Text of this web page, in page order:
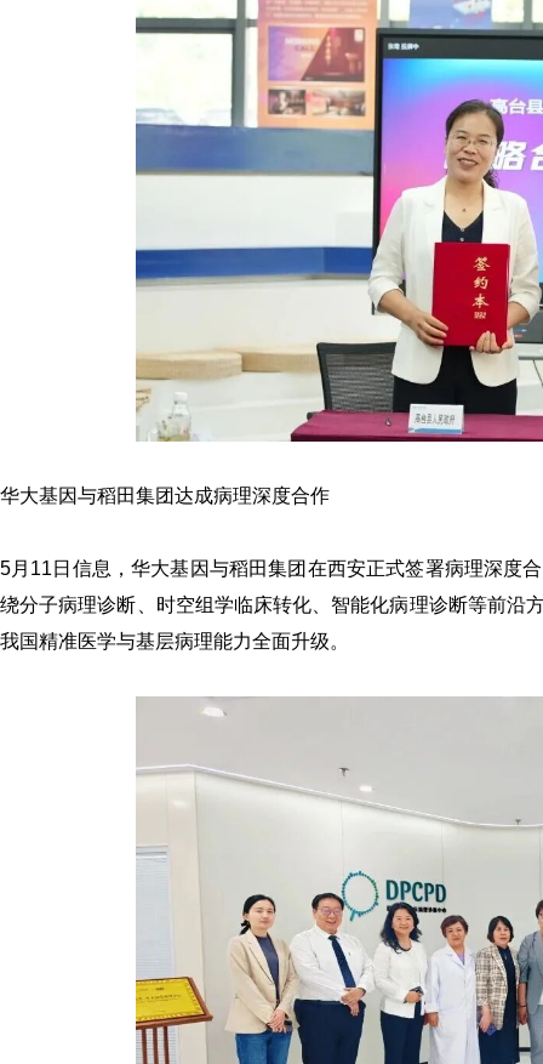
华大基因与稻田集团达成病理深度合作
5月11日信息，华大基因与稻田集团在西安正式签署病理深度
绕分子病理诊断、时空组学临床转化、智能化病理诊断等前沿
我国精准医学与基层病理能力全面升级。